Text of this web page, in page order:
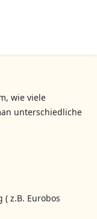
wie viele
unterschiedliche
z.B. Eurobos